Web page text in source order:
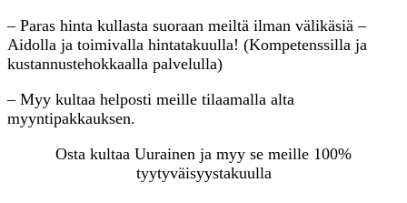
– Paras hinta kullasta suoraan meiltä ilman välikäsiä –
Aidolla ja toimivalla hintatakuulla! (Kompetenssilla ja
kustannustehokkaalla palvelulla)
– Myy kultaa helposti meille tilaamalla alta
myyntipakkauksen.
Osta kultaa Uurainen ja myy se meille 100%
tyytyväisyystakuulla